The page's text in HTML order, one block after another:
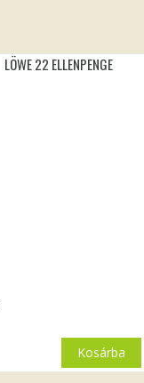
LÖWE 22 ELLENPENGE
Kosárba